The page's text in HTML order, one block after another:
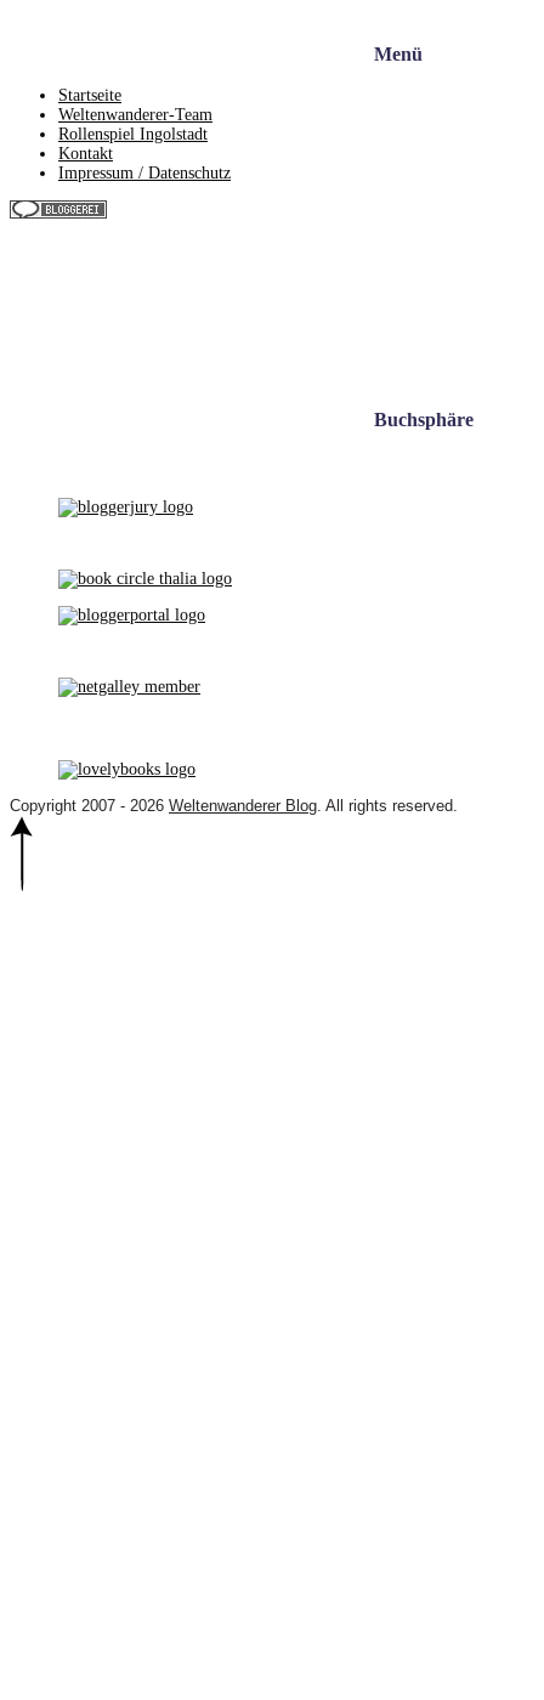
Menü
Startseite
Weltenwanderer-Team
Rollenspiel Ingolstadt
Kontakt
Impressum / Datenschutz
Buchsphäre
Copyright 2007 - 2026 Weltenwanderer Blog. All rights reserved.